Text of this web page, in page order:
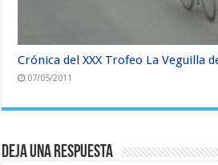
Crónica del XXX Trofeo La Veguilla
07/05/2011
Deja una respuesta